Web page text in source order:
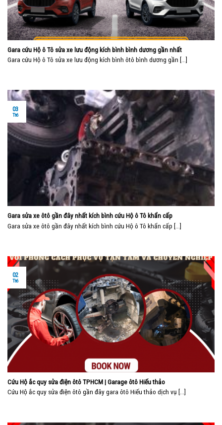
Gara cứu Hộ ô Tô sửa xe lưu động kích bình bình dương gần nhất
Gara cứu Hộ ô Tô sửa xe lưu động kích bình ôtô bình dương gần [...]
Gara sửa xe ôtô gần đây nhất kích bình cứu Hộ ô Tô khẩn cấp
Gara sửa xe ôtô gần đây nhất kích bình cứu Hộ ô Tô khẩn cấp [...]
03
Th6
Cứu Hộ ắc quy sửa điện ôtô TPHCM | Garage ôtô Hiếu thảo
Cứu Hộ ắc quy sửa điện ôtô gần đây gara ôtô Hiếu thảo dịch vụ [...]
02
Th6